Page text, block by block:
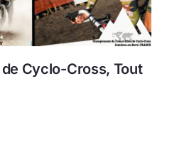
Cyclo-Cross, Tout